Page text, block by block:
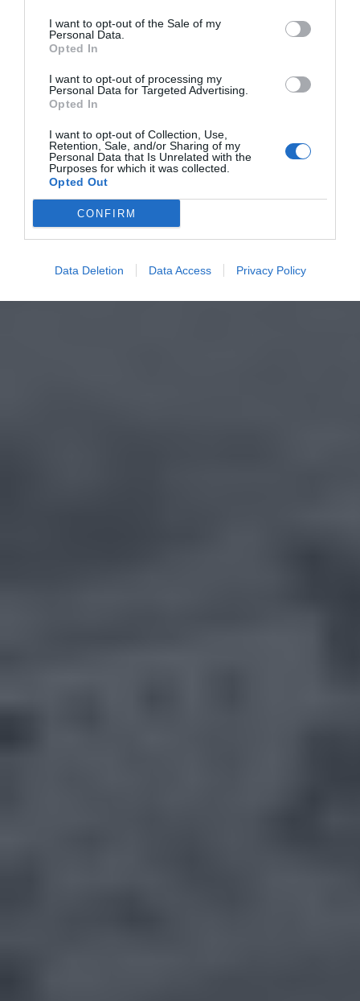
I want to opt-out of the Sale of my
Personal Data.
Opted In
I want to opt-out of processing my
Personal Data for Targeted Advertising.
Opted In
I want to opt-out of Collection, Use,
Retention, Sale, and/or Sharing of my
Personal Data that Is Unrelated with the
Purposes for which it was collected.
Opted Out
CONFIRM
Data Deletion Data Access Privacy Policy